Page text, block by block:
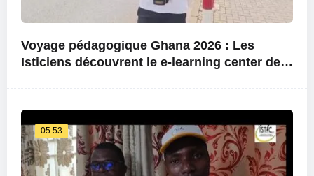
Voyage pédagogique Ghana 2026 : Les
Isticiens découvrent le e-learning center de
05:53